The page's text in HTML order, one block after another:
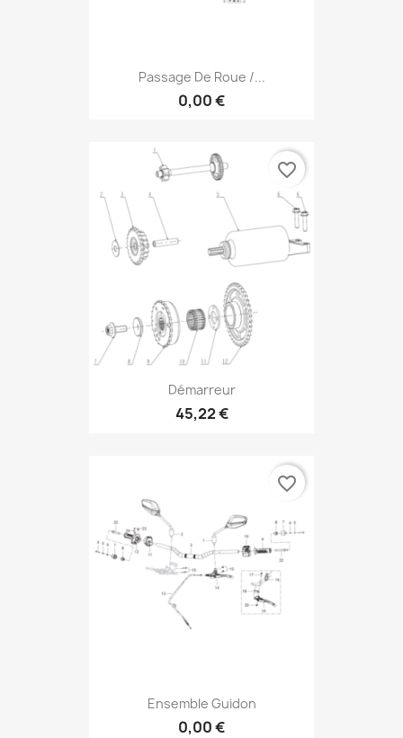
Passage De Roue /...
0,00 €
Démarreur
45,22 €
favorite_border
Ensemble Guidon
0,00 €
favorite_border